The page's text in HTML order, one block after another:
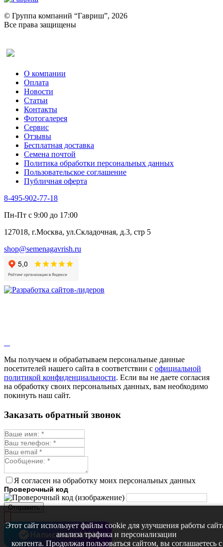
Ревень
Рукола
Рута
Тмин
Трава для чая
Туласи
Укроп
Фенхель пряный
Хризантема овощная
Цикорий пряный
Цикорий салатный (Витлуф)
Черемша
Шпинат
Щавель
Эндивий
Эстрагон
Алтей
Бессмертник
Валериана
Валерианелла
Гибискус лекарственный
Девясил
Душица
Змееголовник
Мыльнянка
Мята
Овсяный корень
Огуречная трава
Пустырник
Репешок
Синюха
Смесь лекарственных
Стевия
Тимьян ползучий (чабрец)
Фенхель лекарственный
Цикорий лекарственный
Череда лекарственная
Чернокорень
Шалфей
© Группа компаний “Гавриш”, 2026
Все права защищены
О компании
Оплата
Новости
Статьи
Контакты
Фотогалерея​
Сервис
Отзывы
Бесплатная доставка
Семена почтой
Политика обработки персональных данных
Пользовательское соглашение
Публичная оферта
8-495-902-77-18
Пн-Пт с 9:00 до 17:00
127018, г.Москва, ул.Складочная, д.3, стр 5
shop@semenagavrish.ru
Мы получаем и обрабатываем персональные данные
посетителей нашего сайта в соответствии с официальной
политикой конфиденциальности. Если вы не даете согласия
на обработку своих персональных данных, вам необходимо
покинуть наш сайт.
Этот сайт использует файлы cookie для улучшения работы
анализа трафика и персонализации
контента. Продолжая пользоваться сайтом, вы соглашаетесь с
Заказать обратный звонок
Я согласен на обработку моих персональных данных
Проверочный код
Отправить
Написать в MAX